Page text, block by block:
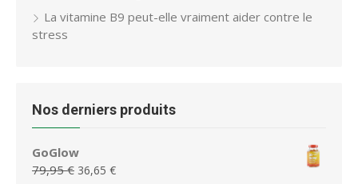
La vitamine B9 peut-elle vraiment aider contre le
stress
Nos derniers produits
GoGlow
79,95€ Le
36,65 €Le